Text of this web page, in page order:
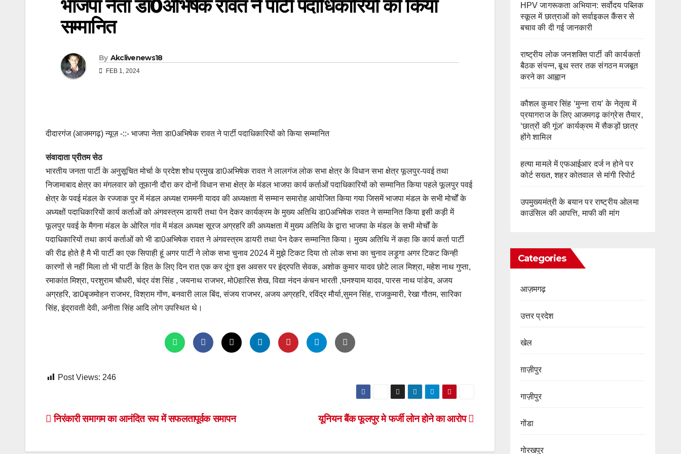
भाजपा नेता डा0अभिषेक रावत ने पार्टी पदाधिकारियों को किया
सम्मानित
By Akclivenews18
FEB 1, 2024
दीदारगंज (आजमगढ़) न्यूज़ -::- भाजपा नेता डा0अभिषेक रावत ने पार्टी पदाधिकारियों को किया सम्मानित
संवादाता प्रीतम सेठ
भारतीय जनता पार्टी के अनुसूचित मोर्चा के प्रदेश शोध प्रमुख डा0अभिषेक रावत ने लालगंज लोक सभा क्षेत्र के विधान सभा क्षेत्र फूलपुर-पवई तथा
निजामाबाद क्षेत्र का मंगलवार को तूफानी दौरा कर दोनों विधान सभा क्षेत्र के मंडल भाजपा कार्य कर्ताओं पदाधिकारियों को सम्मानित किया पहले फूलपुर पवई
क्षेत्र के पवई मंडल के रज्जाक पुर में मंडल अध्यक्ष राममनी यादव की अध्यक्षता में सम्मान समारोह आयोजित किया गया जिसमें भाजपा मंडल के सभी मोर्चों के
अध्यक्षों पदाधिकारियों कार्य कर्ताओं को अंगवस्त्रम डायरी तथा पेन देकर कार्यक्रम के मुख्य अतिथि डा0अभिषेक रावत ने सम्मानित किया इसी कड़ी में
फूलपुर पवई के मैगना मंडल के ओरिल गांव में मंडल अध्यक्ष सूरज अग्रहरि की अध्यक्षता में मुख्य अतिथि के द्वारा भाजपा के मंडल के सभी मोर्चों के
पदाधिकारियों तथा कार्य कर्ताओं को भी डा0अभिषेक रावत ने अंगवस्त्रम डायरी तथा पेन देकर सम्मानित किया। मुख्य अतिथि नें कहा कि कार्य कर्ता पार्टी
की रीढ होते है मै भी पार्टी का एक सिपाही हूं अगर पार्टी ने लोक सभा चुनाव 2024 में मुझे टिकट दिया तो लोक सभा का चुनाव लड़ूगा अगर टिकट किन्ही
कारणों से नहीं मिला तो भी पार्टी के हित के लिए दिन रात एक कर दूंगा इस अवसर पर इंद्रपति सेवक, अशोक कुमार यादव छोटे लाल मिश्रा, महेश नाथ गुप्ता,
रमाकांत मिश्रा, परशुराम चौधरी, चंद्र वंश सिंह , जयनाथ राजभर, मो0हारिस शेख, विद्या नंदन कंचन भारती ,घनश्याम यादव, पारस नाथ पांडेय, अजय
अग्रहरि, डा0बृजमोहन राजभर, विश्राम गोंण, बनवारी लाल बिंद, संजय राजभर, अजय अग्रहरि, रविंद्र मौर्या,सुमन सिंह, राजकुमारी, रेखा गौतम, सारिका
सिंह, इंद्रावती देवी, अनीता सिंह आदि लोग उपस्थित थे।
Post Views: 246
Post
यूनियन बैंक फूलपुर मे फर्जी लोन होने का आरोप
निरंकारी समागम का आनंदित रूप में सफलतापूर्वक समापन
HPV जागरूकता अभियान: सर्वोदय पब्लिक
स्कूल में छात्राओं को सर्वाइकल कैंसर से
बचाव की दी गई जानकारी
राष्ट्रीय लोक जनशक्ति पार्टी की कार्यकर्ता
बैठक संपन्न, बूथ स्तर तक संगठन मजबूत
करने का आह्वान
कौशल कुमार सिंह ‘मुन्ना राय’ के नेतृत्व में
प्रयागराज के लिए आजमगढ़ कांग्रेस तैयार,
‘छात्रों की गूंज’ कार्यक्रम में सैकड़ों छात्र
होंगे शामिल
हत्या मामले में एफआईआर दर्ज न होने पर
कोर्ट सख्त, शहर कोतवाल से मांगी रिपोर्ट
उपमुख्यमंत्री के बयान पर राष्ट्रीय ओलमा
काउंसिल की आपत्ति, माफी की मांग
Categories
आज़मगढ़
उत्तर प्रदेश
खेल
ग़ाज़ीपुर
गाज़ीपुर
गोंडा
गोरखपुर